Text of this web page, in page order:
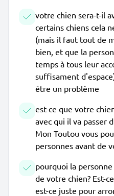
votre chien sera-t-il
certains chiens cela
(mais il faut tout de
bien, et que la
temps à tous leur
suffisament
être un problème
est-ce que votre
avec qui il va passer
Mon Toutou vous
personnes avant de
pourquoi la
de votre chien? Est-
est-ce juste pour